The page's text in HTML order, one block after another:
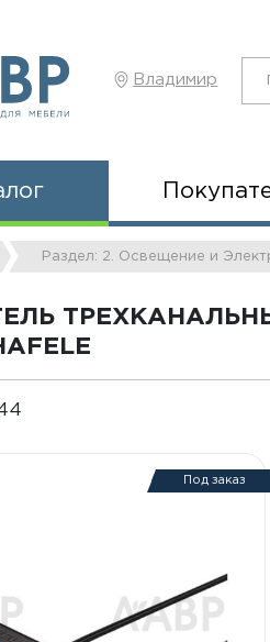
Владимир
Раздел: 2. Освещение и
Под заказ